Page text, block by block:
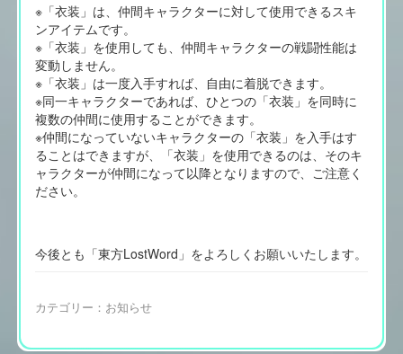
※「衣装」は、仲間キャラクターに対して使用できるスキ
ンアイテムです。
※「衣装」を使用しても、仲間キャラクターの戦闘性能は
変動しません。
※「衣装」は一度入手すれば、自由に着脱できます。
※同一キャラクターであれば、ひとつの「衣装」を同時に
複数の仲間に使用することができます。
※仲間になっていないキャラクターの「衣装」を入手はす
ることはできますが、「衣装」を使用できるのは、そのキ
ャラクターが仲間になって以降となりますので、ご注意く
ださい。
今後とも「東方LostWord」をよろしくお願いいたします。
カテゴリー： お知らせ